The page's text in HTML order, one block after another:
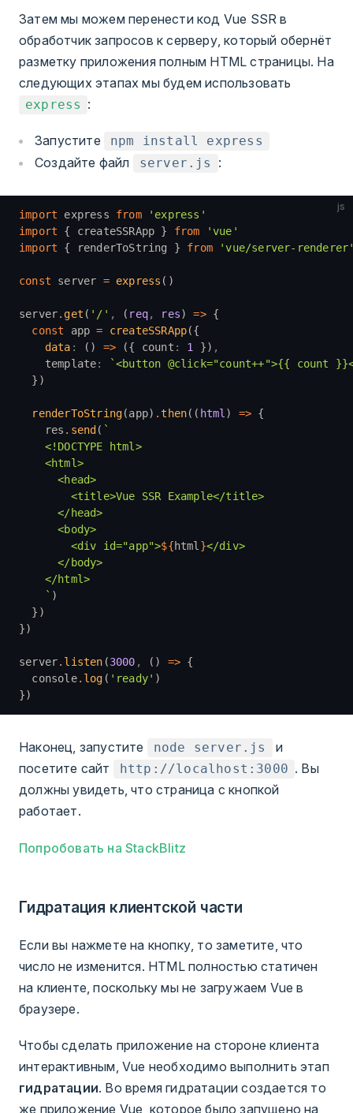
Затем мы можем перенести код Vue SSR в
обработчик запросов к серверу, который обернёт
разметку приложения полным HTML страницы. На
следующих этапах мы будем использовать
express :
Запустите npm install express
Создайте файл server.js :
js
import express from 'express'
import { createSSRApp } from 'vue'
import { renderToString } from 'vue/server-
const server = express ()
server. get ( '/' , ( req, res) => {
  const
app = createSSRApp({
    data
: () => ({ count : 1 }) ,
    template
:
`<button @click="count++">{{ count
  })
  renderToString
(app) .then(( html) => {
    res
. send ( `
    <!DOCTYPE html>
    <html>
      <head>
        <title>Vue SSR Example</title>
      </head>
      <body>
        <div id="app">
${html}</div>
      </body>
    </html>
    `
)
  })
})
server. listen (3000 , () => {
  console
. log ( 'ready' )
})
Наконец, запустите node server.js
и
посетите сайт
http://localhost:3000 . Вы
должны увидеть, что страница с кнопкой
работает.
Попробовать на StackBlitz
Гидратация клиентской части
Если вы нажмете на кнопку, то заметите, что
число не изменится. HTML полностью статичен
на клиенте, поскольку мы не загружаем Vue в
браузере.
Чтобы сделать приложение на стороне клиента
интерактивным, Vue необходимо выполнить этап
гидратации. Во время гидратации создается то
же приложение Vue, которое было запущено на